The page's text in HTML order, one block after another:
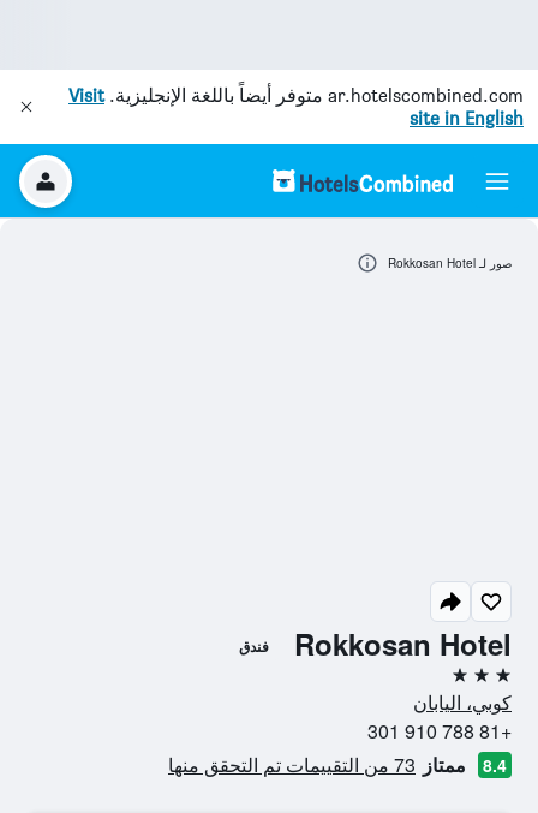
ar.hotelscombined.com متوفر أيضاً باللغة الإنجليزية.Visit
site in English
Rokkosan Hotel فندق
3 نجوم
كوبي، اليابان
+81 788 910 301
8.4 ممتاز 73 من التقييمات تم التحقق منها
صور لـ Rokkosan Hotel